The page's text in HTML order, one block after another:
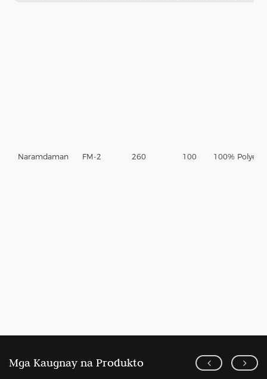
Naramdaman FM-2 260 100 100%
Mga Kaugnay na Produkto